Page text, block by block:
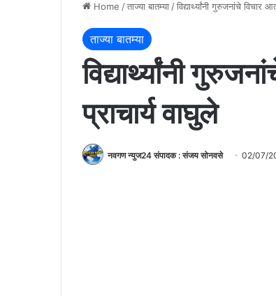
Home /ताज्या बातम्या /विद्यार्थ्यांनी गुरुजनांचे विचार
ताज्या बातम्या
विद्यार्थ्यांनी
प्राचार्य वाघुले
नवगण न्युज24 संपादक : संजय सोनवसे 02/07/